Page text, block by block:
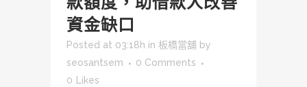
資金缺口
Posted at 03:18h in 板橋當舖 by
seosantsem
0 Comments
0 Likes